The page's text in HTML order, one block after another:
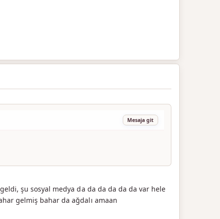
Mesaja git
şu sosyal medya da da da da da da var hele
gelmiş bahar da ağdalı amaan